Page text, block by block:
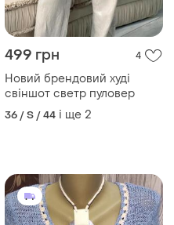
499 грн 4
Новий брендовий худі
свіншот светр пуловер
36 / S / 44 і ще 2